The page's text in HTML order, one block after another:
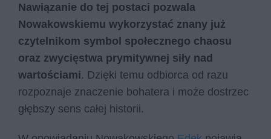
Nawiązanie do tej postaci pozwala
Nowakowskiemu wykorzystać znany już
czytelnikom symbol społecznego chaosu
oraz zwycięstwa prymitywnej siły nad
wartościami. Dzięki temu odbiorca od razu
rozpoznaje znaczenie bohatera i może dostrzec
głębszy sens całej historii.